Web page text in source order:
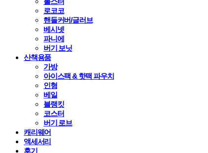
로코코
핸들커버/글러브
베시넷
파니에
버기 보닛
산책용품
가방
아이스팩 & 핫팩 파우치
인형
베일
블랭킷
코스터
버기 로브
캐리웨어
액세서리
후기